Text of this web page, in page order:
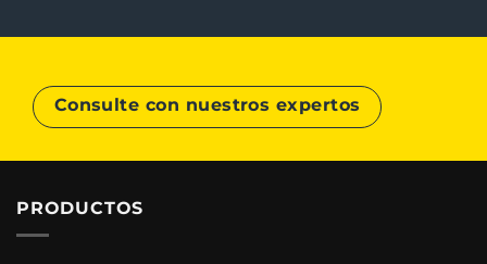
Consulte con nuestros expertos
PRODUCTOS